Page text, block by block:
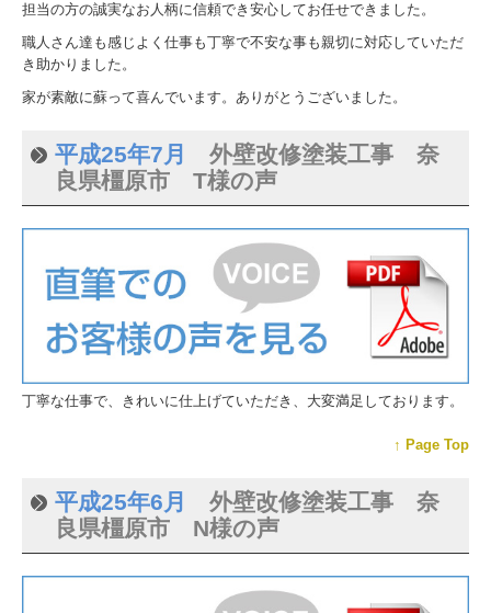
担当の方の誠実なお人柄に信頼でき安心してお任せできました。
職人さん達も感じよく仕事も丁寧で不安な事も親切に対応していただ
き助かりました。
家が素敵に蘇って喜んでいます。ありがとうございました。
平成25年7月 外壁改修塗装工事 奈
良県橿原市 T様の声
丁寧な仕事で、きれいに仕上げていただき、大変満足しております。
↑ Page Top
平成25年6月 外壁改修塗装工事 奈
良県橿原市 N様の声